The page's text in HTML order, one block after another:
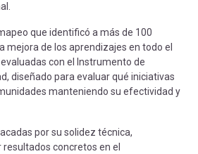
que identificó a más de 100
mejora de los aprendizajes en todo el
con el Instrumento de
diseñado para evaluar qué iniciativas
manteniendo su efectividad y
por su solidez técnica,
concretos en el